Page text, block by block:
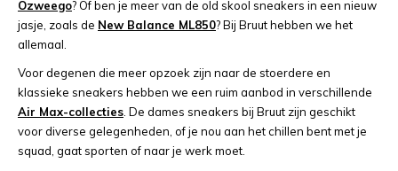
Ozweego? Of ben je meer van de old skool sneakers in een nieuw
jasje, zoals de New Balance ML850? Bij Bruut hebben we het
allemaal.
Voor degenen die meer opzoek zijn naar de stoerdere en
klassieke sneakers hebben we een ruim aanbod in verschillende
Air Max-collecties . De dames sneakers bij Bruut zijn geschikt
voor diverse gelegenheden, of je nou aan het chillen bent met je
squad, gaat sporten of naar je werk moet.